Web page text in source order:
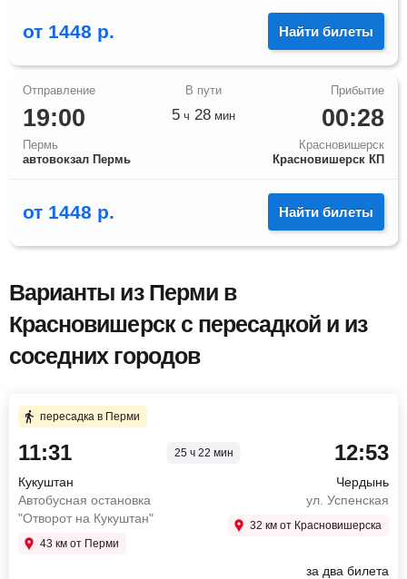
от 1448 р. Найти билеты
19:00
Пермь
автовокзал Пермь
00:28
Красновишерск
Красновишерск КП
5 ч 28 мин
от 1448 р. Найти билеты
Варианты из Перми в
Красновишерск с пересадкой и из
соседних городов
пересадка в Перми
11:31 25 ч 22 мин
Кукуштан
Автобусная остановка
"Отворот на Кукуштан"
43 км от Перми
12:53
Чердынь
ул. Успенская
32 км от Красновишерска
за два билета